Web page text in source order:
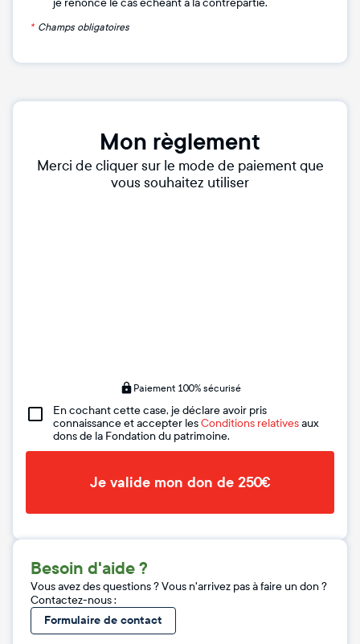
je renonce le cas échéant à la contrepartie.
* Champs obligatoires
Mon règlement
Merci de cliquer sur le mode de paiement que
vous souhaitez utiliser
Paiement 100% sécurisé
En cochant cette case, je déclare avoir pris
connaissance et accepter lesConditions relativesaux
dons de la Fondation du patrimoine.
Je valide mon don de 250€
Besoin d'aide ?
Vous avez des questions ? Vous n'arrivez pas à faire un don ?
Contactez-nous :
Formulaire de contact